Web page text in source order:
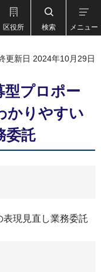
区役所 検索 メニュー
更新日 2024年10月29日
型プロポー
かりやすい
委託
現見直し業務委託